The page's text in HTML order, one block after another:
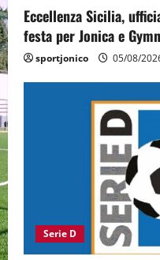
Eccellenza Sicilia,
festa per Jonica e
sportjonico 05/08/
Serie D